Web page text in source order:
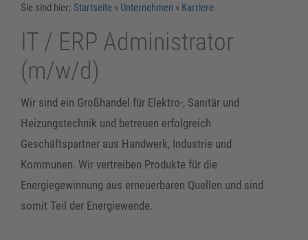
Sie sind hier: Startseite » Unternehmen » Karriere
IT / ERP Administrator
(m/w/d)
Wir sind ein Großhandel für Elektro-, Sanitär und
Heizungstechnik und betreuen erfolgreich
Geschäftspartner aus Handwerk, Industrie und
Kommunen. Wir vertreiben Produkte für die
Energiegewinnung aus erneuerbaren Quellen und sind
somit Teil der Energiewende.